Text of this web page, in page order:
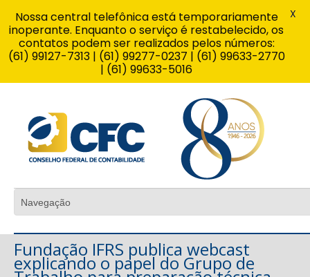
Fundação IFRS publica webcast
explicando o papel do Grupo de
Nossa central telefônica está temporariamente
inoperante. Enquanto o serviço é restabelecido, os
contatos podem ser realizados pelos números:
(61) 99127-7313 | (61) 99277-0237 | (61) 99633-2770
| (61) 99633-5016
X